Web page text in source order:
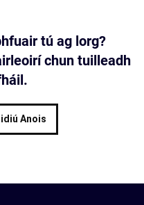
tú ag lorg?
chun tuilleadh
Anois